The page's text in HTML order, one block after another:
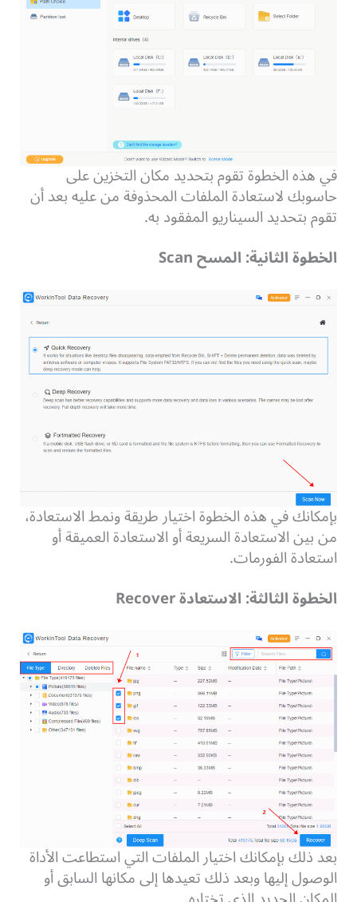
في هذه الخطوة تقوم بتحديد مكان التخزين على
حاسوبك لاستعادة الملفات المحذوفة من عليه بعد أن
تقوم بتحديد السيناريو المفقود به.
الخطوة الثانية: المسح Scan
بإمكانك في هذه الخطوة اختيار طريقة ونمط الاستعادة،
من بين الاستعادة السريعة أو الاستعادة العميقة أو
استعادة الفورمات.
الخطوة الثالثة: الاستعادة Recover
بعد ذلك بإمكانك اختيار الملفات التي استطاعت الأداة
الوصول إليها وبعد ذلك تعيدها إلى مكانها السابق أو